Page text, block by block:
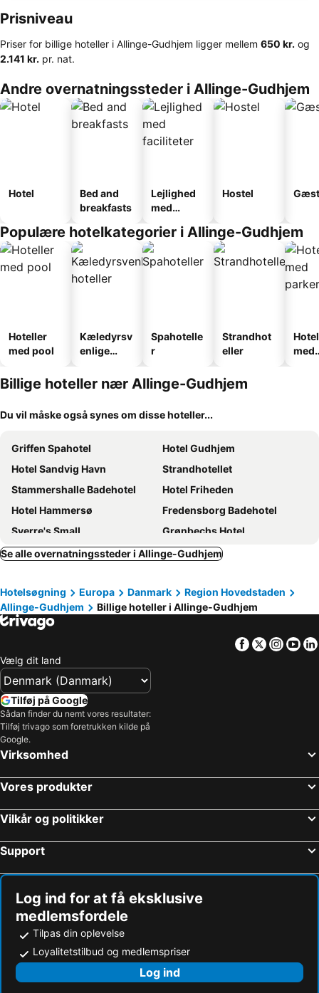
Prisniveau
Priser for billige hoteller i Allinge-Gudhjem ligger mellem ‎650 kr. og
‎2.141 kr. pr. nat.
Andre overnatningssteder i Allinge-Gudhjem
Hotel
Bed and
breakfasts
Lejlighed
med
Hostel
Populære hotelkategorier i Allinge-Gudhjem
Hoteller
med pool
Kæledyrsv
enlige
Spahotelle
r
Strandhot
eller
med
Billige hoteller nær Allinge-Gudhjem
Du vil måske også synes om disse hoteller...
Griffen Spahotel
Hotel Gudhjem
Hotel Sandvig Havn
Strandhotellet
Stammershalle Badehotel
Hotel Friheden
Hotel Hammersø
Fredensborg Badehotel
Sverre's Small
Grønbechs Hotel
Hotel Klippen
Hotel Skovly
The Falcon Hotel
Det Lille Hotel
Kanns Hotel
Hotel Allinge
Sandkaas Badehotel
Aakirkeby Bed and Breakfast
Melsted Badehotel
Hotel Kysten
Danchelshus
Under Canvas Bornholm
Albi's Sandvig
Hotel Nordlandet
Pension Sandbogaard
Hotel Sandvig
Klippen Hotel - Therns
Klintely
Hotel Therns
Hos Engholm
Hasle
Aparthotel Boelshavn 9
Rönne H
Se alle overnatningssteder i Allinge-Gudhjem
Hotelsøgning Europa Danmark
Region Hovedstaden
Allinge-Gudhjem
Billige hoteller i Allinge-Gudhjem
Facebook
Twitter
Vælg dit land
Tilføj på Google
Sådan finder du nemt vores resultater:
Tilføj trivago som foretrukken kilde på
Google.
Virksomhed
Vores produkter
Vilkår og politikker
Support
Log ind for at få eksklusive
medlemsfordele
Tilpas din oplevelse
Loyalitetstilbud og medlemspriser
Log ind